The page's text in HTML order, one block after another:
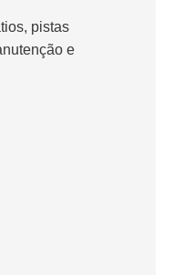
pistas
e